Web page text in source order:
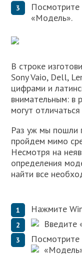
Посмотрите
«Модель».
В строке
Sony Vaio, Dell,
цифрами и
внимательным: в
могут
Раз уж мы пошли
пройдем мимо
Несмотря на
определения
найти все
Нажмите
Введите
Посмотрите